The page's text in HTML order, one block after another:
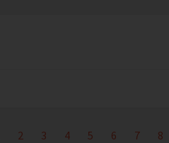
2 3 4 5 6 7 8